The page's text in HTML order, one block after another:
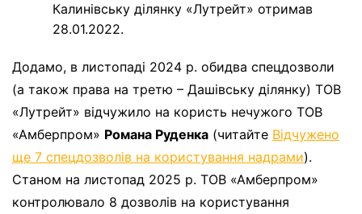
Калинівську ділянку «Лутрейт» отримав
28.01.2022.
Додамо, в листопаді 2024 р. обидва спецдозволи
(а також права на третю – Дашівську ділянку) ТОВ
«Лутрейт» відчужило на користь нечужого ТОВ
«Амберпром» Романа Руденка (читайте Відчужено
ще 7 спецдозволів на користування надрами).
Станом на листопад 2025 р. ТОВ «Амберпром»
контролювало 8 дозволів на користування